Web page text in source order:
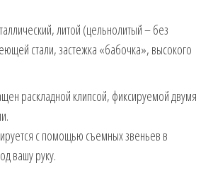
литой (цельнолитый – без
стали, застежка «бабочка», высокого
раскладной клипсой, фиксируемой двумя
с помощью съемных звеньев в
вашу руку.